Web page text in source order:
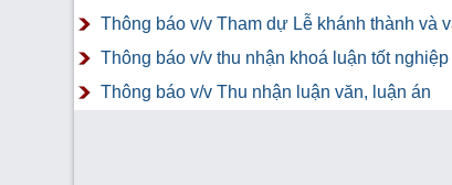
Thông báo v/v Tham dự Lễ khánh thành và
Thông báo v/v thu nhận khoá luận tốt
Thông báo v/v Thu nhận luận văn, luận án